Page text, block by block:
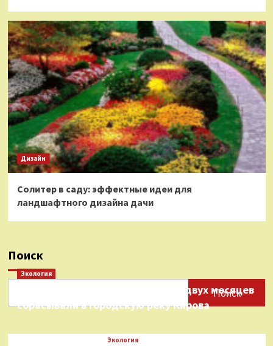
Дизайн
Солитер в саду: эффектные идеи для
ландшафтного дизайна дачи
Поиск
Поиск
Экология
Нефтепродукты на протяжении двух месяцев
сбрасывали в городскую реку Кирова
Экология